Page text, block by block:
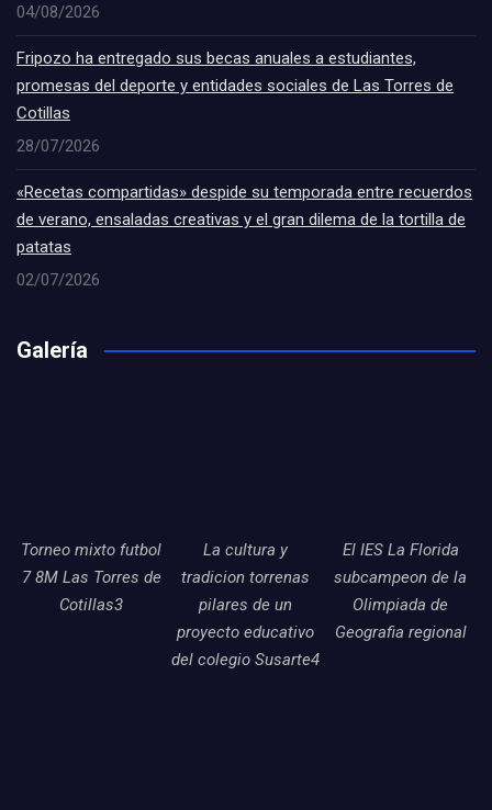
04/08/2026
Fripozo ha entregado sus becas anuales a estudiantes,
promesas del deporte y entidades sociales de Las Torres de
Cotillas
28/07/2026
«Recetas compartidas» despide su temporada entre recuerdos
de verano, ensaladas creativas y el gran dilema de la tortilla de
patatas
02/07/2026
Galería
Torneo mixto futbol
7 8M Las Torres de
Cotillas3
La cultura y
tradicion torrenas
pilares de un
proyecto educativo
del colegio Susarte4
El IES La Florida
subcampeon de la
Olimpiada de
Geografia regional